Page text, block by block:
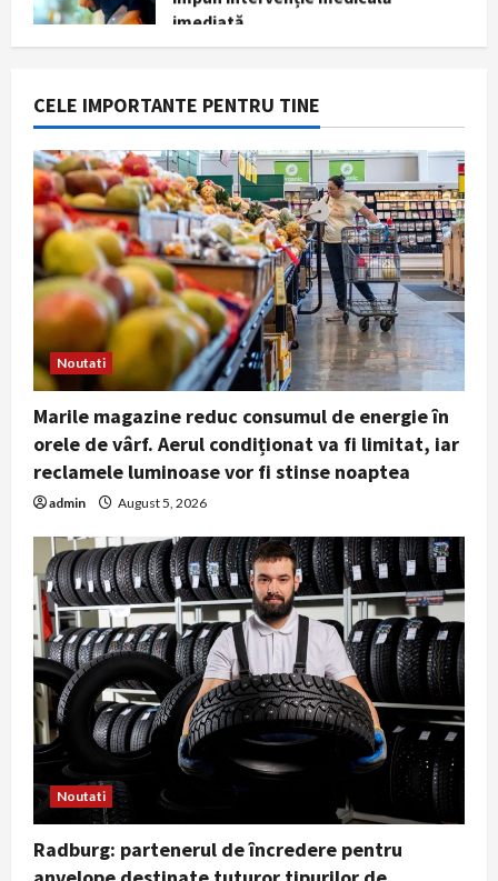
1 August 7, 2026
2
condiționat va fi limitat, iar
reclamele luminoase vor fi stinse
noaptea
August 5, 2026
3
General american avertizează că
SUA riscă să nu mai poată apăra
simultan Israelul și propriul
teritoriu
August 3, 2026
4
Cum să evaluezi corect prețul unei
proprietăți
July 31, 2026
5
mai lungă. Nu este vorba despre
cafea sau antrenamente intense
July 29, 2026
CELE IMPORTANTE PENTRU TINE
Noutati
Marile magazine reduc consumul de energie în
orele de vârf. Aerul condiționat va fi limitat, iar
reclamele luminoase vor fi stinse noaptea
admin August 5, 2026
Noutati
Radburg: partenerul de încredere pentru